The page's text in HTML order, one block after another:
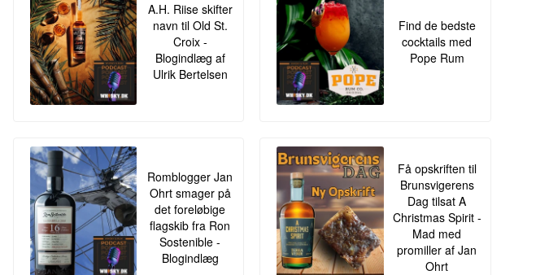
A.H. Riise skifter
navn til Old St.
Croix -
Blogindlæg af
Ulrik Bertelsen
Find de bedste
cocktails med
Pope Rum
Romblogger Jan
Ohrt smager på
det foreløbige
flagskib fra Ron
Sostenible -
Blogindlæg
Få opskriften til
Brunsvigerens
Dag tilsat A
Christmas Spirit -
Mad med
promiller af Jan
Ohrt